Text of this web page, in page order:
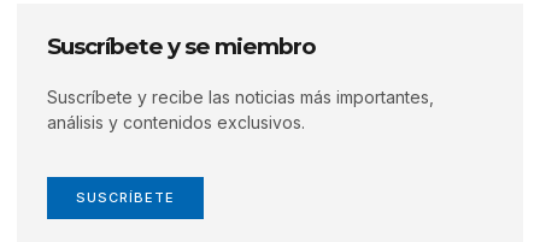
Suscríbete y se miembro
Suscríbete y recibe las noticias más importantes,
análisis y contenidos exclusivos.
SUSCRÍBETE